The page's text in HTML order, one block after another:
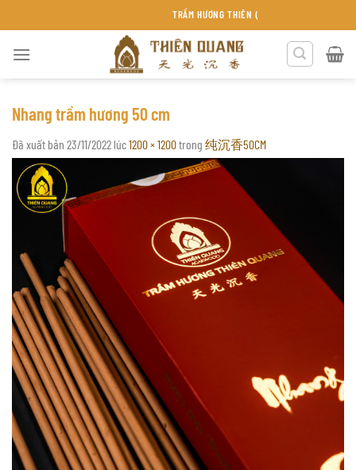
đến
TRẦM HƯƠNG THIÊN QUANG KHÁNH HÒA
Nhang trầm hương 50 cm
Đã xuất bản 23/11/2022 lúc1200 × 1200trong 纯沉香50CM